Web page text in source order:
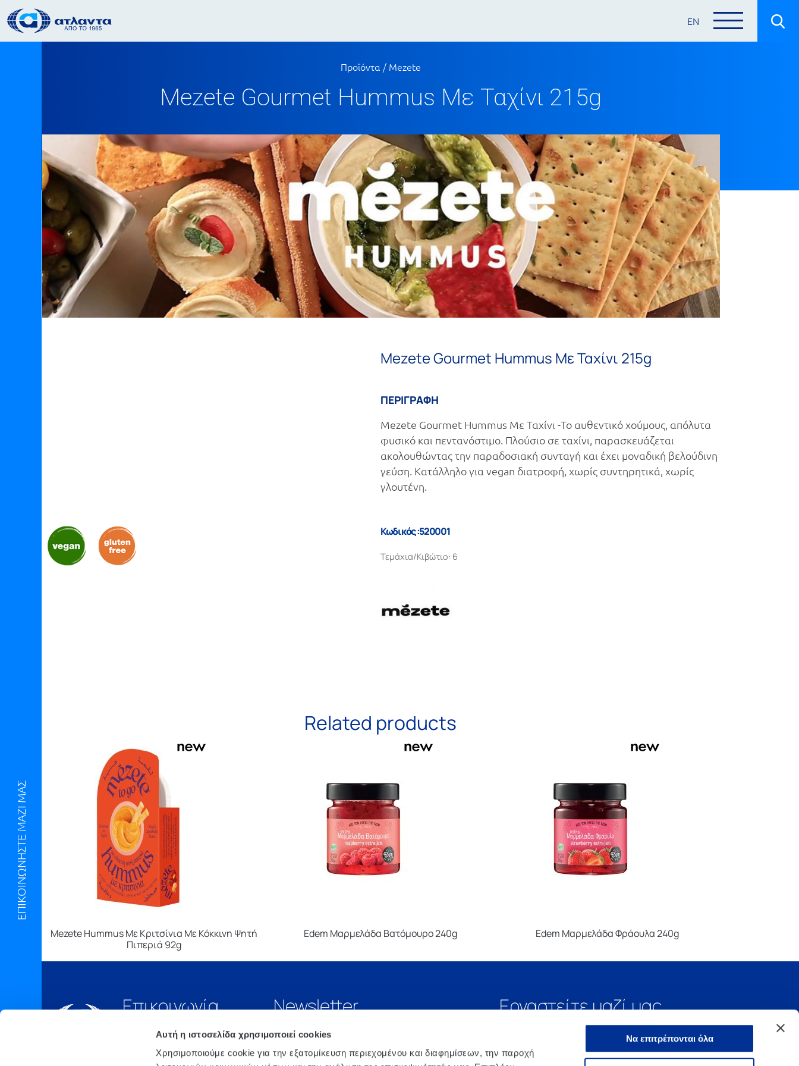
Αυτή η ιστοσελίδα χρησιμοποιεί cookies
Χρησιμοποιούμε cookie για την εξατομίκευση περιεχομένου και διαφημίσεων, την παροχή
Να επιτρέπονται όλα
EN
ΕΠΙΚΟΙΝΩΝΗΣΤΕ ΜΑΖΙ ΜΑΣ
Προϊόντα / Mezete
Mezete Gourmet Hummus Με Ταχίνι 215g
Mezete Gourmet Hummus Με Ταχίνι 215g
ΠΕΡΙΓΡΑΦΗ
Mezete Gourmet Hummus Με Ταχίνι -Το αυθεντικό χούμους, απόλυτα
φυσικό και πεντανόστιμο. Πλούσιο σε ταχίνι, παρασκευάζεται
ακολουθώντας την παραδοσιακή συνταγή και έχει μοναδική βελούδινη
γεύση. Κατάλληλο για vegan διατροφή, χωρίς συντηρητικά, χωρίς
γλουτένη.
Κωδικός :520001
Τεμάχια/Κιβώτιο: 6
Related products
Mezete Hummus Με Κριτσίνια Με Κόκκινη Ψητή
Πιπεριά 92g
Edem Μαρμελάδα Βατόμουρο 240g Edem Μαρμελάδα Φράουλα 240g
Επικοινωνία
210 6675000
Αθήνα, 3o xλμ. Λ.
Newsletter Εργαστείτε μαζί μας